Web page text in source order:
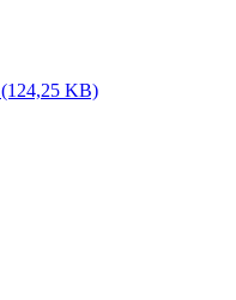
(124,25 KB)